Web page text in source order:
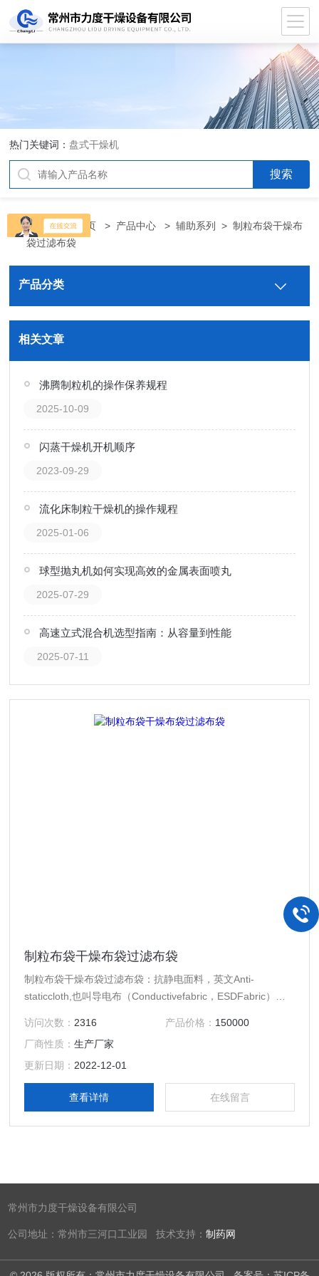
热门关键词： 盘式干燥机
当前位置：首页 > 产品中心 >辅助系列 >制粒布袋干燥布
袋过滤布袋
产品分类
相关文章
沸腾制粒机的操作保养规程
2025-10-09
闪蒸干燥机开机顺序
2023-09-29
流化床制粒干燥机的操作规程
2025-01-06
球型抛丸机如何实现高效的金属表面喷丸
2025-07-29
高速立式混合机选型指南：从容量到性能
2025-07-11
制粒布袋干燥布袋过滤布袋
制粒布袋干燥布袋过滤布袋：抗静电面料，英文Anti-
staticcloth,也叫导电布（Conductivefabric，ESDFabric），
织造工艺日趋*。为迎合当代工作服面料“安全性、时尚性”的需
求，人们开发出具有导电性能的面料，在面料中通过加入导电
纤维，或者使用后整理过的面料来中和静电。
访问次数： 2316 产品价格： 150000
厂商性质：生产厂家
更新日期： 2022-12-01
查看详情 在线留言
常州市力度干燥设备有限公司
公司地址：常州市三河口工业园 技术支持：制药网